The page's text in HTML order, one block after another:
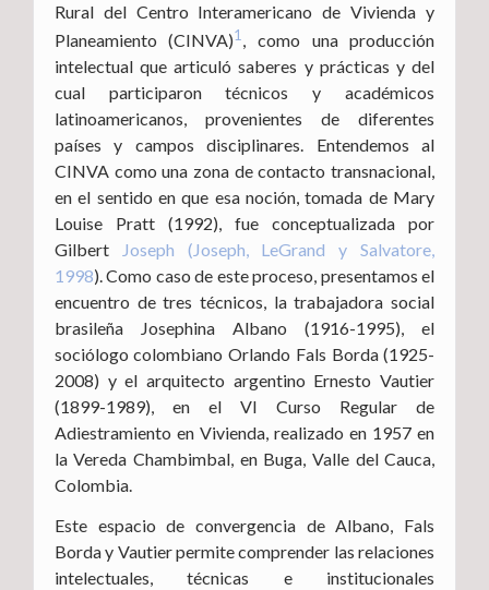
Rural del Centro Interamericano de Vivienda y
Planeamiento (CINVA)1 , como una producción
intelectual que articuló saberes y prácticas y del
cual participaron técnicos y académicos
latinoamericanos, provenientes de diferentes
países y campos disciplinares. Entendemos al
CINVA como una zona de contacto transnacional,
en el sentido en que esa noción, tomada de Mary
Louise Pratt (1992), fue conceptualizada por
Gilbert
Joseph (Joseph, LeGrand y Salvatore,
1998). Como caso de este proceso, presentamos el
encuentro de tres técnicos, la trabajadora social
brasileña Josephina Albano (1916-1995), el
sociólogo colombiano Orlando Fals Borda (1925-
2008) y el arquitecto argentino Ernesto Vautier
(1899-1989), en el VI Curso Regular de
Adiestramiento en Vivienda, realizado en 1957 en
la Vereda Chambimbal, en Buga, Valle del Cauca,
Colombia.
Este espacio de convergencia de Albano, Fals
Borda y Vautier permite comprender las relaciones
intelectuales, técnicas e institucionales